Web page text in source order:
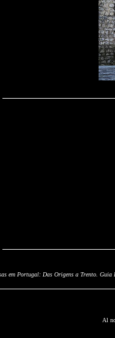
em Portugal: Das Origens a Trento. Guia
Al